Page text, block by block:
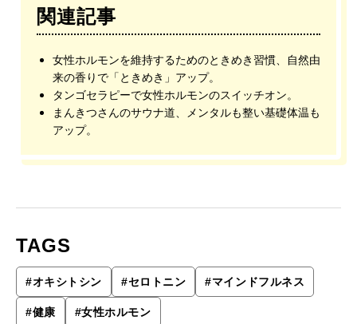
関連記事
女性ホルモンを維持するためのときめき習慣、自然由
来の香りで「ときめき」アップ。
タンゴセラピーで女性ホルモンのスイッチオン。
まんきつさんのサウナ道、メンタルも整い基礎体温も
アップ。
TAGS
#オキシトシン #セロトニン #マインドフルネス
#健康 #女性ホルモン